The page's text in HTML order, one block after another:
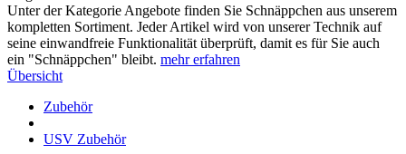
Unter der Kategorie Angebote finden Sie Schnäppchen aus unserem
kompletten Sortiment. Jeder Artikel wird von unserer Technik auf
seine einwandfreie Funktionalität überprüft, damit es für Sie auch
ein "Schnäppchen" bleibt. mehr erfahren
Übersicht
Zubehör
USV Zubehör